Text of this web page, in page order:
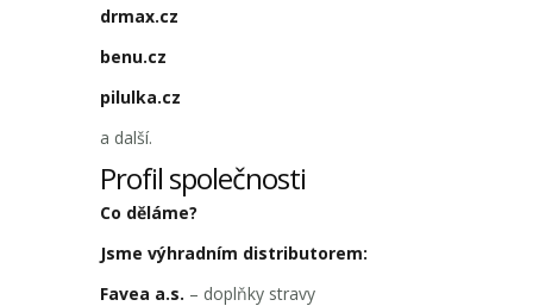
drmax.cz
benu.cz
pilulka.cz
a další.
Profil společnosti
Co děláme?
Jsme výhradním distributorem:
Favea a.s. – doplňky stravy